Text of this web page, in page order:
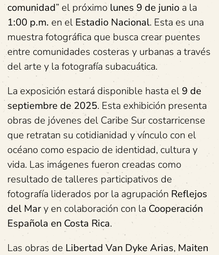
comunidad” el próximolunes 9 de junio a la
1:00 p.m. en el Estadio Nacional. Esta es una
muestra fotográfica que busca crear puentes
entre comunidades costeras y urbanas a través
del arte y la fotografía subacuática.
La exposición estará disponible hasta el 9 de
septiembre de 2025. Esta exhibición presenta
obras de jóvenes del Caribe Sur costarricense
que retratan su cotidianidad y vínculo con el
océano como espacio de identidad, cultura y
vida. Las imágenes fueron creadas como
resultado de talleres participativos de
fotografía liderados por la agrupación Reflejos
del Mary en colaboración con la Cooperación
Española en Costa Rica.
Las obras de Libertad Van Dyke Arias, Maiten